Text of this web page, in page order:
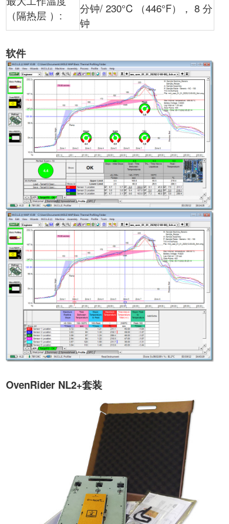
（隔热层 ）:
分钟/ 230°C （446°F）， 8 分
钟
软件
OvenRider NL2+套装